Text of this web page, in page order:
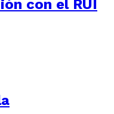
con el RUI